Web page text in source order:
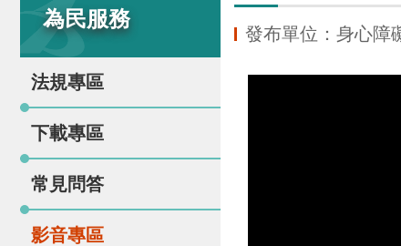
為民服務
法規專區
下載專區
常見問答
影音專區
發布單位：身心障